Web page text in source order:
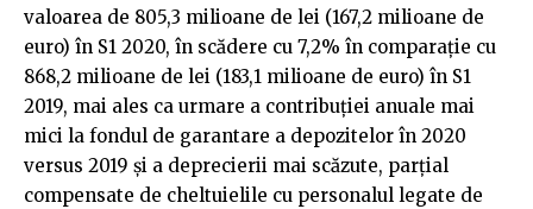
valoarea de 805,3 milioane de lei (167,2 milioane de
euro) în S1 2020, în scădere cu 7,2% în comparație cu
868,2 milioane de lei (183,1 milioane de euro) în S1
2019, mai ales ca urmare a contribuției anuale mai
mici la fondul de garantare a depozitelor în 2020
versus 2019 și a deprecierii mai scăzute, parțial
compensate de cheltuielile cu personalul legate de